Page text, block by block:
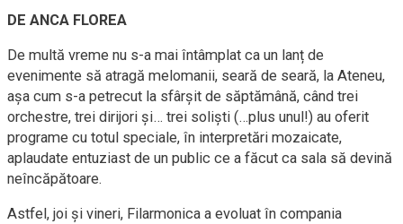
DE ANCA FLOREA
De multă vreme nu s-a mai întâmplat ca un lanț de
evenimente să atragă melomanii, seară de seară, la Ateneu,
așa cum s-a petrecut la sfârșit de săptămână, când trei
orchestre, trei dirijori și… trei soliști (…plus unul!) au oferit
programe cu totul speciale, în interpretări mozaicate,
aplaudate entuziast de un public ce a făcut ca sala să devină
neîncăpătoare.
Astfel, joi și vineri, Filarmonica a evoluat în compania